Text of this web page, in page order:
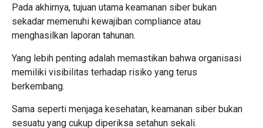
Pada akhirnya, tujuan utama keamanan siber bukan
sekadar memenuhi kewajiban compliance atau
menghasilkan laporan tahunan.
Yang lebih penting adalah memastikan bahwa organisasi
memiliki visibilitas terhadap risiko yang terus
berkembang.
Sama seperti menjaga kesehatan, keamanan siber bukan
sesuatu yang cukup diperiksa setahun sekali.